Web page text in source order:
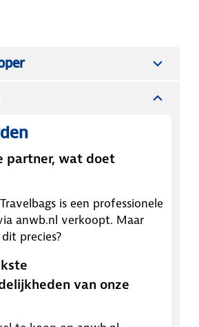
partner, wat doet
Travelbags is een professionele
anwb.nl verkoopt. Maar
precies?
van onze